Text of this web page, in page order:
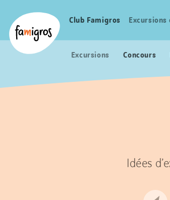
navigation
Logo
Navigation
Club Famigros
Excursions Concours
Idées